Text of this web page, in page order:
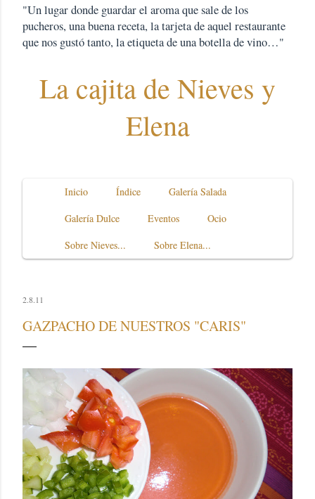
"Un lugar donde guardar el aroma que sale de los
pucheros, una buena receta, la tarjeta de aquel restaurante
que nos gustó tanto, la etiqueta de una botella de vino…"
La cajita de Nieves y
Elena
Inicio Índice
Galería Salada
Galería Dulce
Eventos
Ocio
Sobre Nieves...
Sobre Elena...
2.8.11
GAZPACHO DE NUESTROS "CARIS"